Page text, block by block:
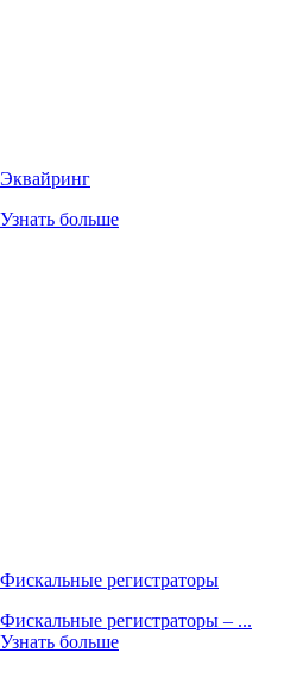
Эквайринг
Узнать больше
Фискальные регистраторы
Фискальные регистраторы – ...
Узнать больше